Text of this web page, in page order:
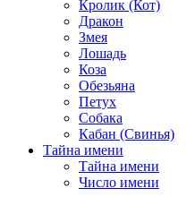
Кролик (Кот)
Дракон
Змея
Лошадь
Коза
Обезьяна
Петух
Собака
Кабан (Свинья)
Тайна имени
Тайна имени
Число имени